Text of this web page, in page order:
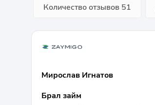
Количество отзывов 51
Мирослав Игнатов
Брал займ